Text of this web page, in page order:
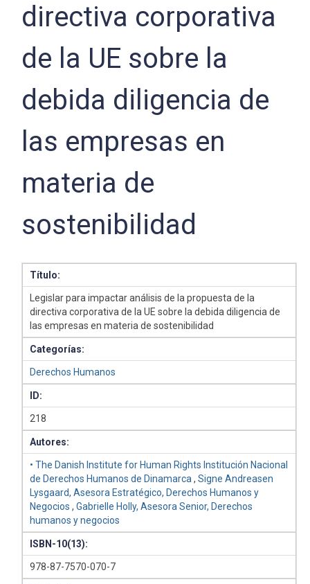
directiva corporativa
de la UE sobre la
debida diligencia de
las empresas en
materia de
sostenibilidad
Título:
Legislar para impactar análisis de la propuesta de la
directiva corporativa de la UE sobre la debida diligencia de
las empresas en materia de sostenibilidad
Categorías:
Derechos Humanos
ID:
218
Autores:
• The Danish Institute for Human Rights Institución Nacional
de Derechos Humanos de Dinamarca ,Signe Andreasen
Lysgaard, Asesora Estratégico, Derechos Humanos y
Negocios ,Gabrielle Holly, Asesora Senior, Derechos
humanos y negocios
ISBN-10(13):
978-87-7570-070-7